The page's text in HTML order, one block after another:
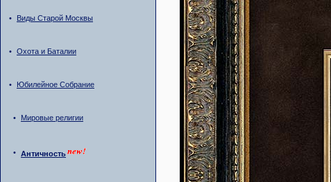
• Виды Старой Москвы
• Охота и Баталии
• Юбилейное Собрание
• Мировые религии
• Античность